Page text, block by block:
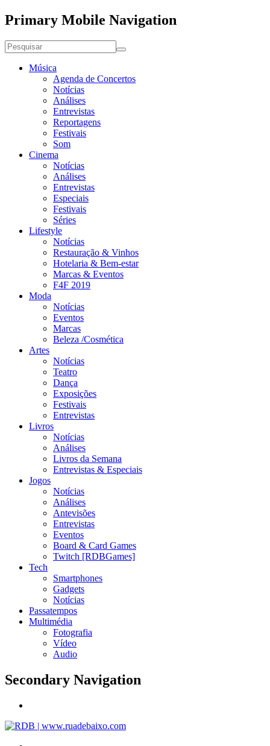
Primary Mobile Navigation
Música
Agenda de Concertos
Notícias
Análises
Entrevistas
Reportagens
Festivais
Som
Cinema
Notícias
Análises
Entrevistas
Especiais
Festivais
Séries
Lifestyle
Notícias
Restauração & Vinhos
Hotelaria & Bem-estar
Marcas & Eventos
F4F 2019
Moda
Notícias
Eventos
Marcas
Beleza /Cosmética
Artes
Notícias
Teatro
Dança
Exposições
Festivais
Entrevistas
Livros
Notícias
Análises
Livros da Semana
Entrevistas & Especiais
Jogos
Notícias
Análises
Antevisões
Entrevistas
Eventos
Board & Card Games
Twitch [RDBGames]
Tech
Smartphones
Gadgets
Notícias
Passatempos
Multimédia
Fotografia
Vídeo
Audio
Secondary Navigation